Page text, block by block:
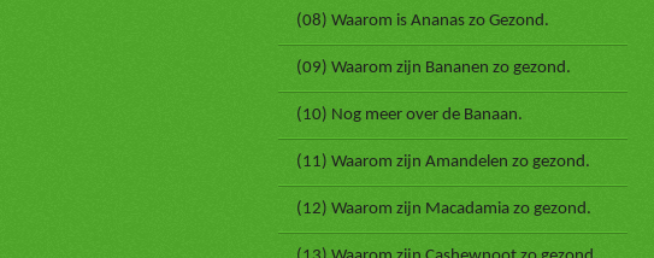
(08) Waarom is Ananas zo Gezond.
(09) Waarom zijn Bananen zo gezond.
(10) Nog meer over de Banaan.
(11) Waarom zijn Amandelen zo gezond.
(12) Waarom zijn Macadamia zo gezond.